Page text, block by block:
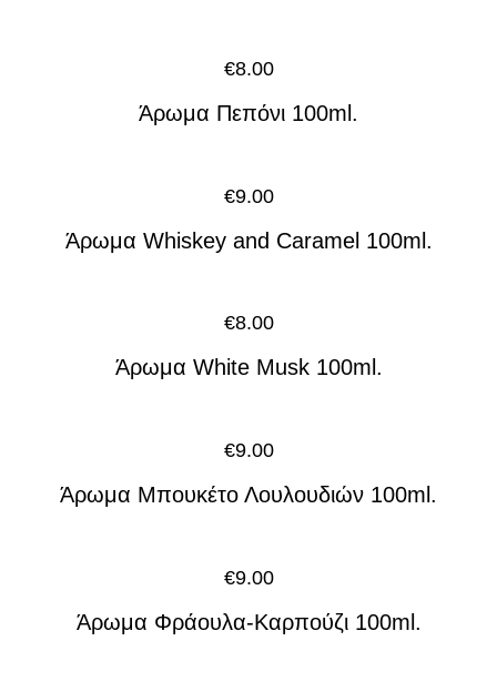
€8.00
Άρωμα Πεπόνι 100ml.
€9.00
Άρωμα Whiskey and Caramel 100ml.
€8.00
Άρωμα White Musk 100ml.
€9.00
Άρωμα Μπουκέτο Λουλουδιών 100ml.
€9.00
Άρωμα Φράουλα-Καρπούζι 100ml.